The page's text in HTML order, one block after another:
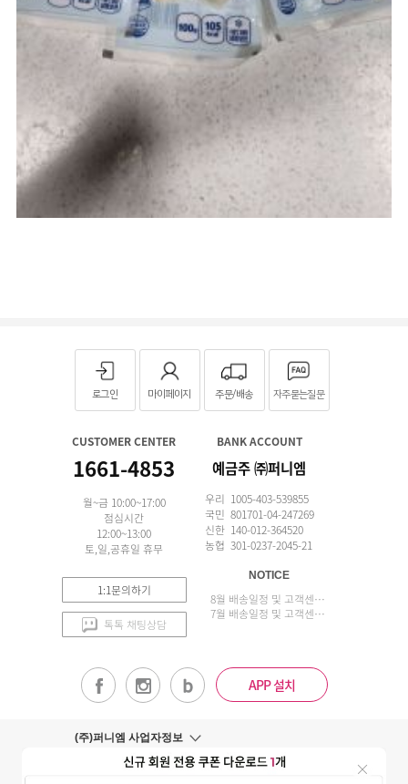
로그인 마이페이지 주문/배송 자주묻는질문
CUSTOMER CENTER
1661-4853
월~금 10:00~17:00
점심시간
12:00~13:00
토,일,공휴일 휴무
1:1문의하기
톡톡 채팅상담
BANK ACCOUNT
예금주 ㈜퍼니엠
우리 1005-403-539855
국민 801701-04-247269
신한 140-012-364520
농협 301-0237-2045-21
NOTICE
8월 배송일정 및 고객센터 업무 안내
7월 배송일정 및 고객센터 업무 안내
APP 설치
(주)퍼니엠 사업자정보